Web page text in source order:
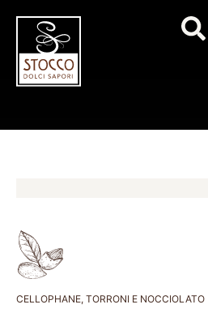
CELLOPHANE, TORRONI E NOCCIOLATO